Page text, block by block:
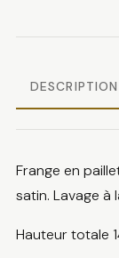
DESCRIPTION
Frange en
satin. Lavage à
Hauteur totale